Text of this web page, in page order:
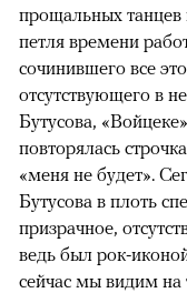
прощальных танцев
петля времени
сочинившего все
отсутствующего в
Бутусова,
повторялась
«меня не будет».
Бутусова в плоть
призрачное,
ведь был рок-
сейчас мы видим на